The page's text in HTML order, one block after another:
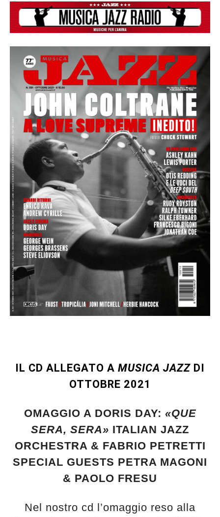
Musica Jazz di luglio 2026 è in
edicola
IL CD ALLEGATO A MUSICA JAZZ DI
OTTOBRE 2021
OMAGGIO A DORIS DAY: «QUE
SERA, SERA» ITALIAN JAZZ
ORCHESTRA & FABRIO PETRETTI
SPECIAL GUESTS PETRA MAGONI
& PAOLO FRESU
Nel nostro cd l’omaggio reso alla